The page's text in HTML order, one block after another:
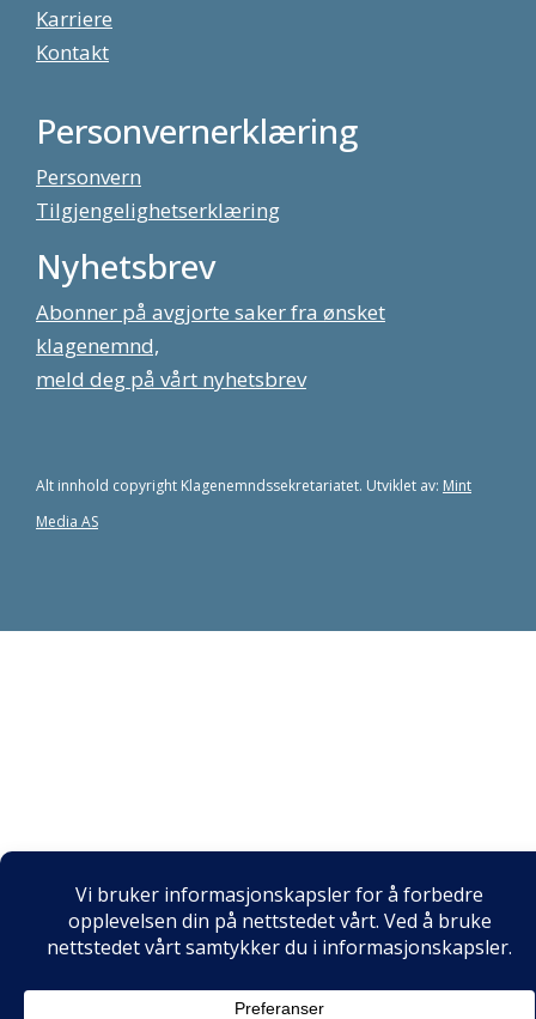
Karriere
Kontakt
Personvernerklæring
Personvern
Tilgjengelighetserklæring
Nyhetsbrev
Abonner på avgjorte saker fra ønsket
klagenemnd,
meld deg på vårt nyhetsbrev
Alt innhold copyright Klagenemndssekretariatet. Utviklet av: Mint
Media AS